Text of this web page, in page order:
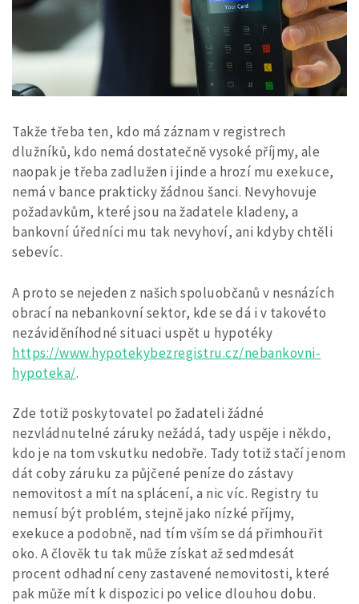
Takže třeba ten, kdo má záznam v registrech
dlužníků, kdo nemá dostatečně vysoké příjmy, ale
naopak je třeba zadlužen i jinde a hrozí mu exekuce,
nemá v bance prakticky žádnou šanci. Nevyhovuje
požadavkům, které jsou na žadatele kladeny, a
bankovní úředníci mu tak nevyhoví, ani kdyby chtěli
sebevíc.
A proto se nejeden z našich spoluobčanů v nesnázích
obrací na nebankovní sektor, kde se dá i v takovéto
nezáviděníhodné situaci uspět u hypotéky
https://www.hypotekybezregistru.cz/nebankovni-
hypoteka/.
Zde totiž poskytovatel po žadateli žádné
nezvládnutelné záruky nežádá, tady uspěje i někdo,
kdo je na tom vskutku nedobře. Tady totiž stačí jenom
dát coby záruku za půjčené peníze do zástavy
nemovitost a mít na splácení, a nic víc. Registry tu
nemusí být problém, stejně jako nízké příjmy,
exekuce a podobně, nad tím vším se dá přimhouřit
oko. A člověk tu tak může získat až sedmdesát
procent odhadní ceny zastavené nemovitosti, které
pak může mít k dispozici po velice dlouhou dobu.